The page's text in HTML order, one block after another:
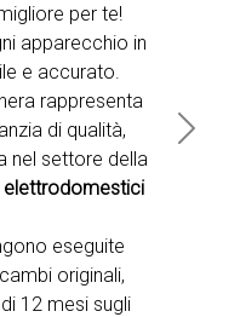
per te!
apparecchio in
e accurato.
rappresenta
di qualità,
nel settore della
elettrodomestici
eseguite
originali,
12 mesi sugli
Next